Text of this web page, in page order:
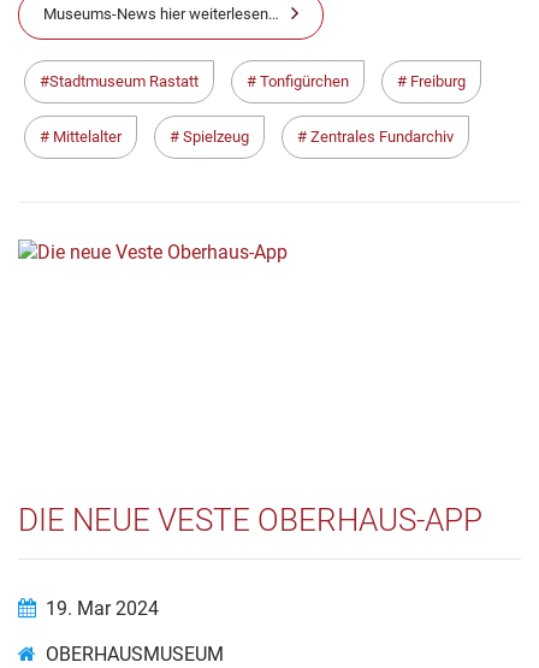
Museums-News hier weiterlesen…
Stadtmuseum Rastatt Tonfigürchen Freiburg
Mittelalter Spielzeug Zentrales Fundarchiv
DIE NEUE VESTE OBERHAUS-APP
19. Mar 2024
OBERHAUSMUSEUM